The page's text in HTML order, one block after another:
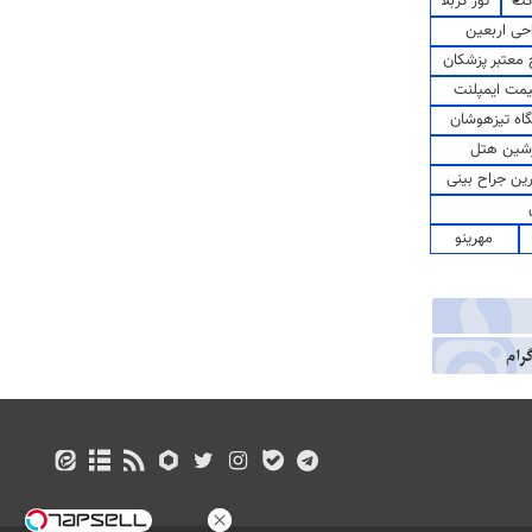
اربعین
پزشکان
ایمپلنت
تیزهوشان
هتل
جراح بینی
مهرینو